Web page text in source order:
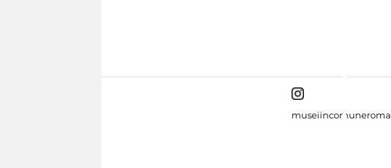
museiincomuneroma